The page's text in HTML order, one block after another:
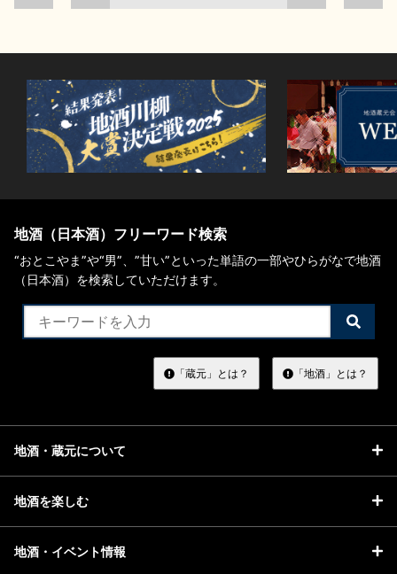
地酒（日本酒）フリーワード検索
“おとこやま”や“男”、”甘い”といった単語の一部やひらがなで地酒
（日本酒）を検索していただけます。
検
索
す
る
「蔵元」とは？ 「地酒」とは？
地酒・蔵元について
地酒を楽しむ
地酒・イベント情報